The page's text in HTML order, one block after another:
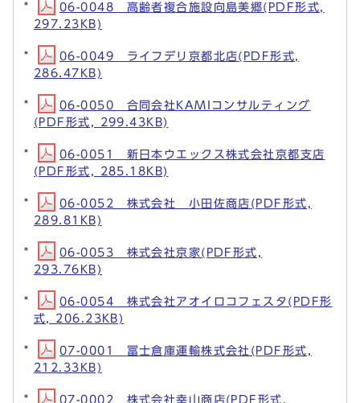
06-0048 高齢者複合施設向島美郷(PDF形式,
297.23KB)
06-0049 ライフデリ京都北店(PDF形式,
286.47KB)
06-0050 合同会社KAMIコンサルティング
(PDF形式, 299.43KB)
06-0051 新日本ウエックス株式会社京都支店
(PDF形式, 285.18KB)
06-0052 株式会社 小田佐商店(PDF形式,
289.81KB)
06-0053 株式会社京家(PDF形式,
293.76KB)
06-0054 株式会社アオイロコフェスタ(PDF形
式, 206.23KB)
07-0001 冨士倉庫運輸株式会社(PDF形式,
212.33KB)
07-0002 株式会社幸山商店(PDF形式,